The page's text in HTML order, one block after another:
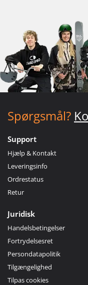
Spørgsmål?
Support
Hjælp & Kontakt
Leveringsinfo
Ordrestatus
Retur
Juridisk
Handelsbetingelser
Fortrydelsesret
Persondatapolitik
Tilgængelighed
Tilpas cookies